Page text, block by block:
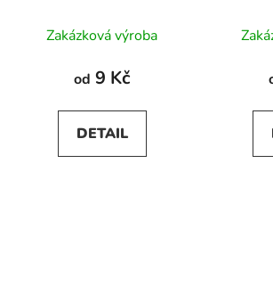
Zakázková výroba
od 9 Kč
DETAIL